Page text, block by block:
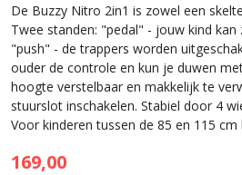
De Buzzy Nitro 2in1 is zowel een
Twee standen: "pedal" - jouw kind kan
"push" - de trappers worden
ouder de controle en kun je duwen
hoogte verstelbaar en makkelijk te
stuurslot inschakelen. Stabiel door 4
Voor kinderen tussen de 85 en 115 cm
169,00